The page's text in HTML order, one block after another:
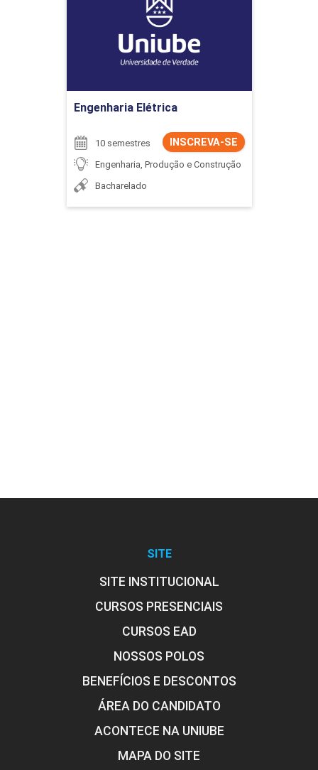
Engenharia Elétrica
INSCREVA-SE
10 semestres
Engenharia, Produção e Construção
Bacharelado
Detalhes do curso
SITE
SITE INSTITUCIONAL
CURSOS PRESENCIAIS
CURSOS EAD
NOSSOS POLOS
BENEFÍCIOS E DESCONTOS
ÁREA DO CANDIDATO
ACONTECE NA UNIUBE
MAPA DO SITE